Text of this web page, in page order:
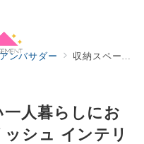
ンバサダー 収納スペースが少ない一人暮らしにおすすめ。天馬のポーリッシュ インテリア物干しラダーをレビュー
人暮らしにお
シュ インテリ